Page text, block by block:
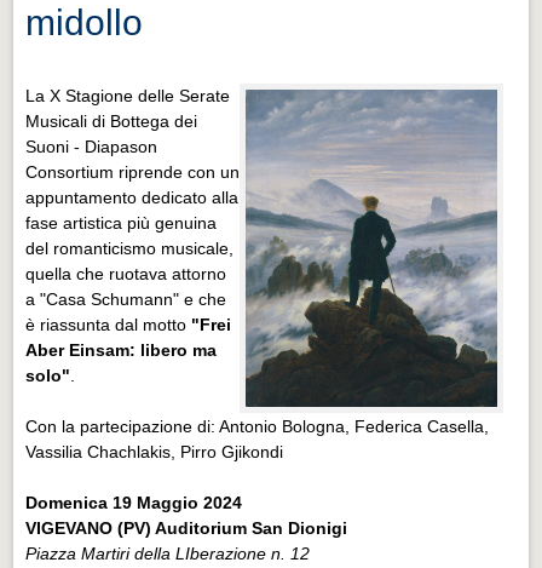
midollo
La X Stagione delle Serate
Musicali di Bottega dei
Suoni - Diapason
Consortium riprende con un
appuntamento dedicato alla
fase artistica più genuina
del romanticismo musicale,
quella che ruotava attorno
a "Casa Schumann" e che
è riassunta dal motto "Frei
Aber Einsam: libero ma
solo"
Con la partecipazione di: Antonio Bologna, Federica Casella,
Vassilia Chachlakis, Pirro Gjikondi
Domenica 19 Maggio 2024
VIGEVANO (PV) Auditorium San Dionigi
Piazza Martiri della LIberazione n. 12